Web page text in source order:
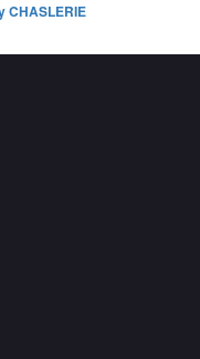
CHASLERIE